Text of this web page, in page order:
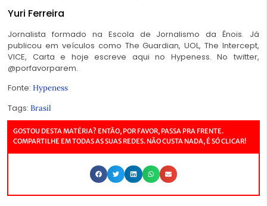
Yuri Ferreira
Jornalista formado na Escola de Jornalismo da Énois. Já
publicou em veículos como The Guardian, UOL, The Intercept,
VICE, Carta e hoje escreve aqui no Hypeness. No twitter,
@porfavorparem.
Fonte: Hypeness
Tags: Brasil
GOSTOU DESTA MATÉRIA? ENTÃO, POR FAVOR, PASSA PRA FRENTE.
COMPARTILHE EM TODAS AS SUAS REDES. NÃO CUSTA NADA, É SÓ CLICAR!